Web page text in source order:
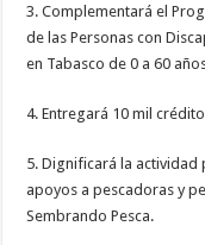
3. Complementará el
de las Personas con
en Tabasco de 0 a 60
4. Entregará 10 mil
5. Dignificará la actividad
apoyos a pescadoras y
Sembrando Pesca.